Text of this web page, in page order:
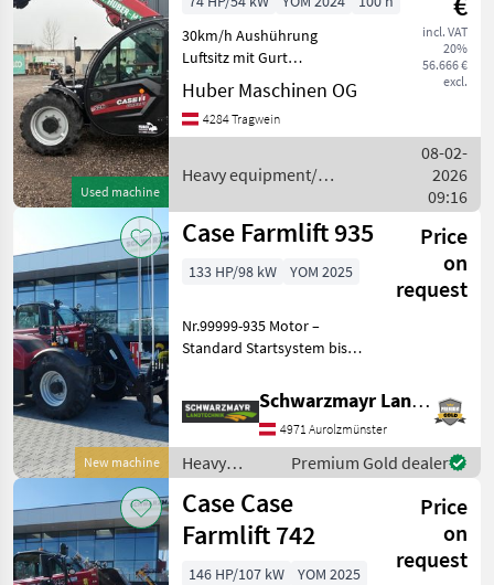
Case IH
Used machine
incl. VAT
20%
56.666 €
excl.
30km/h Aushührung
Luftsitz mit Gurt
Klimaanlage Hyd
Verriegelung mir Euro
Aufnahme Bereifung 280/80
Punkte Schmierleiste
Huber Maschinen OG
4284 Tragwein
Heavy equipment/
Case IH
08-02-
2026
09:16
New machine
Case Farmlift 935
Price
on
request
133 HP/98 kW YOM 2025
Nr.99999-935 Motor –
Standard Startsystem bis
– Standard Kühlsystem –
Lüfter – Motor 96 kW / 145
Automati
Schwarzmayr Landtechnik GmbH - Aurolzmünster
4971 Aurolzmünster
Heavy
equipment/
construction
machines /
Case IH
Premium Gold dealer
Case Case
Farmlift 742
Price
on
request
146 HP/107 kW
YOM 2025